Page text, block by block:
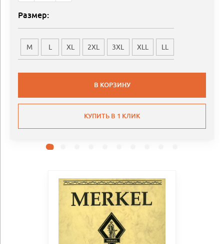
Размер:
M L XL 2XL 3XL XLL LL
В КОРЗИНУ
КУПИТЬ В 1 КЛИК